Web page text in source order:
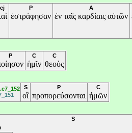
cj P
ἐστράφησαν
A
ἐν ταῖς καρδίαις αὐτῶν
P C
ἡμῖν
C
θεοὺς
S
οἳ
P
προπορεύσονται
C
ἡμῶν
S